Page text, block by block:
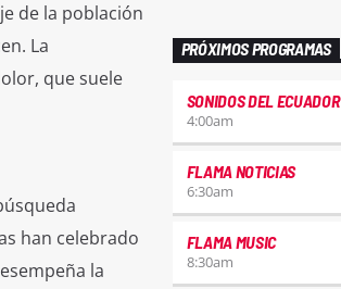
de la población
La
que suele
han celebrado
la
PRÓXIMOS PROGRAMAS
SONIDOS DEL ECUADOR
4:00am
FLAMA NOTICIAS
6:30am
FLAMA MUSIC
8:30am